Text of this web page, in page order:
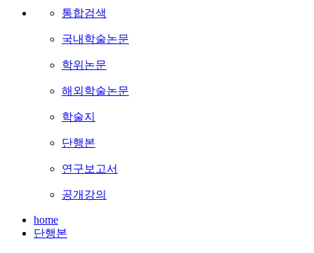
통합검색
국내학술논문
학위논문
해외학술논문
학술지
단행본
연구보고서
공개강의
home
단행본